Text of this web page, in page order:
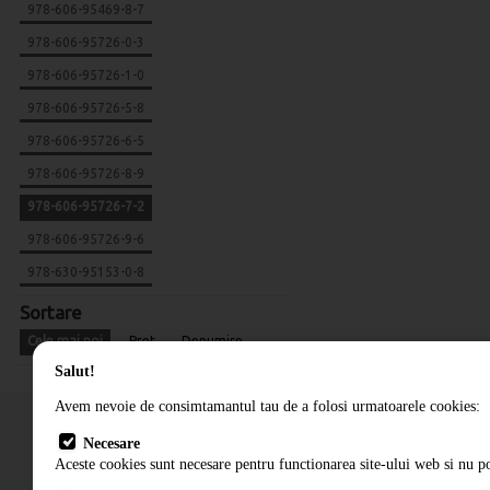
978-606-95469-8-7
978-606-95726-0-3
978-606-95726-1-0
978-606-95726-5-8
978-606-95726-6-5
978-606-95726-8-9
978-606-95726-7-2
978-606-95726-9-6
978-630-95153-0-8
Sortare
Cele mai noi Pret Denumire
Salut!
Avem nevoie de consimtamantul tau de a folosi urmatoarele cookies:
Necesare
Aceste cookies sunt necesare pentru functionarea site-ului web si nu